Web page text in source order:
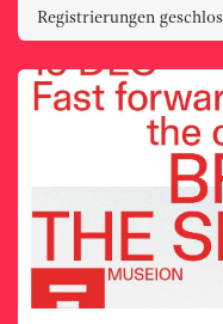
Registrierungen